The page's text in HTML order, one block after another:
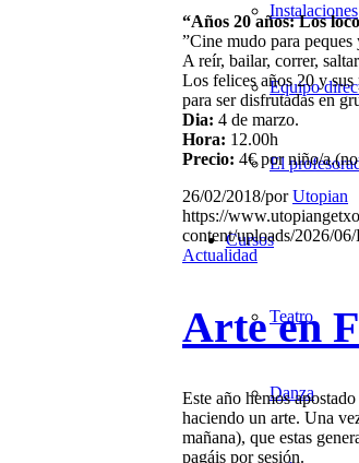
Instalaciones
Equipo
El
Cursos
Teatro
Danza
“Años 20 años: Los
”Cine mudo para peques
A reír, bailar, correr,
Los felices años 20 y sus
para ser disfrutadas en
Dia: 4 de marzo.
Hora: 12.00h
Precio: 4€ por niño/
26/02/2018/porUtopian
https://
content/uploads/2026/
Actualidad
Arte en
Este año hemos
haciendo un arte. Una
mañana), que estas
pagáis por sesión.